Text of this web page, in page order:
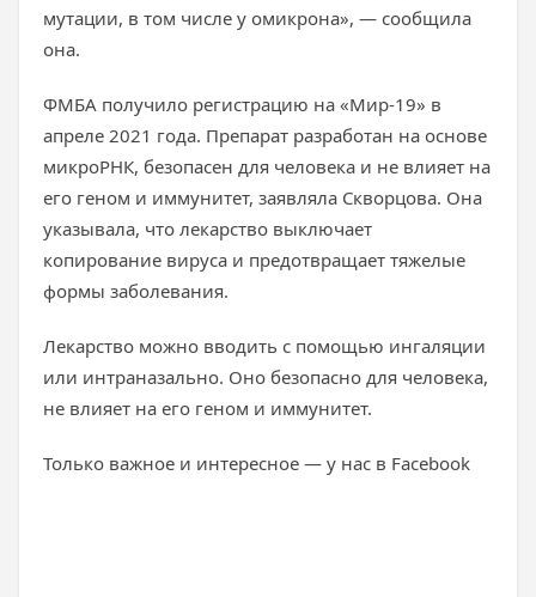
мутации, в том числе у омикрона», — сообщила
она.
ФМБА получило регистрацию на «Мир-19» в
апреле 2021 года. Препарат разработан на основе
микроРНК, безопасен для человека и не влияет на
его геном и иммунитет, заявляла Скворцова. Она
указывала, что лекарство выключает
копирование вируса и предотвращает тяжелые
формы заболевания.
Лекарство можно вводить с помощью ингаляции
или интраназально. Оно безопасно для человека,
не влияет на его геном и иммунитет.
Только важное и интересное — у нас в Facebook